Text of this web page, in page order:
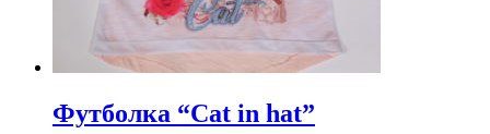
Футболка “Cat in hat”